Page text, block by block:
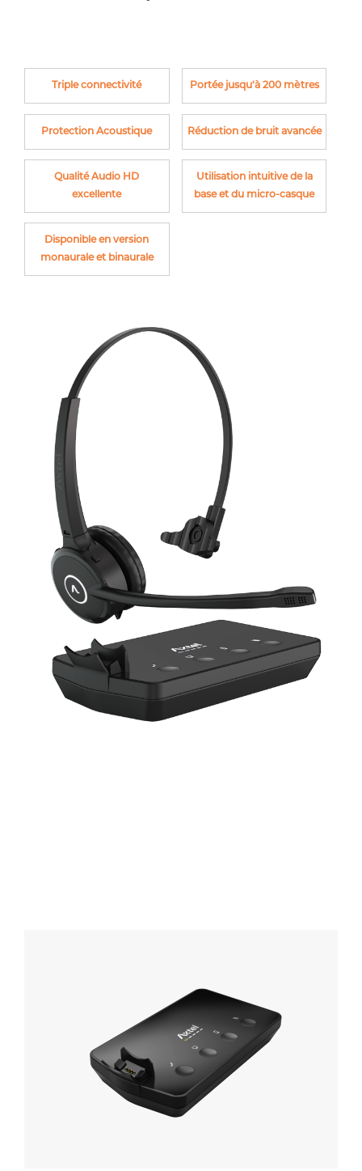
Triple connectivité Portée jusqu’à 200 mѐtres
Protection Acoustique Réduction de bruit avancée
Qualité Audio HD
excellente
Utilisation intuitive de la
base et du micro-casque
Disponible en version
monaurale et binaurale